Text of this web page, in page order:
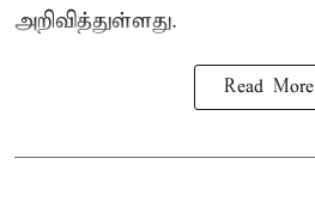
அறிவித்துள்ளது.
Read More